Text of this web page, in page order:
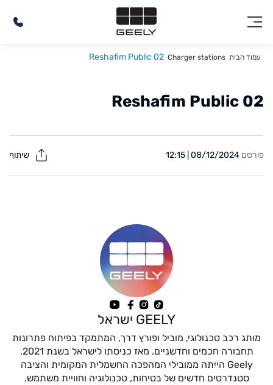
עמוד הבית Charger stations
Reshafim Public 02
Reshafim Public 02
פורסם 08/12/2024 | 12:15
GEELY ישראל
מותג רכב טכנולוגי, מוביל ופורץ דרך, המתמקד בפיתוח פתרונות
תחבורה חכמים וחדשניים. מאז כניסתו לישראל בשנת 2021,
Geely הייתה ממובילי המהפכה החשמלית המקומית והציבה
סטנדרטים חדשים של בטיחות, טכנולוגיה וחוויית משתמש.